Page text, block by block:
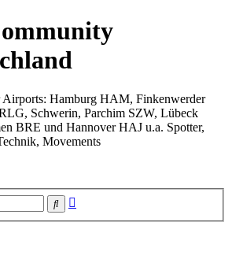
Airports: Hamburg HAM, Finkenwerder
Schwerin, Parchim SZW, Lübeck
BRE und Hannover HAJ u.a. Spotter,
Movements
Suche